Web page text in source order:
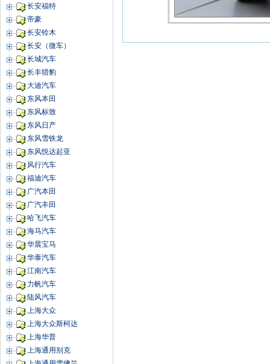
长安福特
帝豪
长安铃木
长安（微车）
长城汽车
长丰猎豹
大迪汽车
东风本田
东风标致
东风日产
东风雪铁龙
东风悦达起亚
风行汽车
福迪汽车
广汽本田
广汽丰田
哈飞汽车
海马汽车
华晨宝马
华泰汽车
江南汽车
力帆汽车
陆风汽车
上海大众
上海大众斯柯达
上海华普
上海通用别克